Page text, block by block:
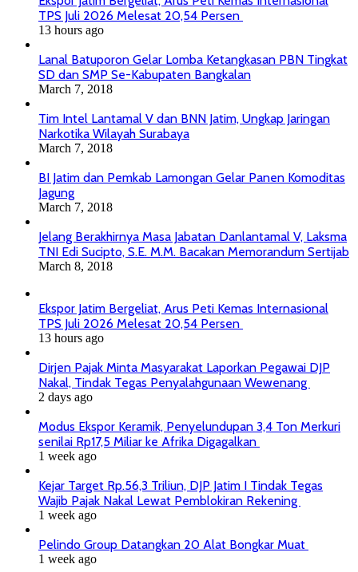
TPS Juli 2026 Melesat 20,54 Persen
13 hours ago
Lanal Batuporon Gelar Lomba Ketangkasan PBN Tingkat
SD dan SMP Se-Kabupaten Bangkalan
March 7, 2018
Tim Intel Lantamal V dan BNN Jatim, Ungkap Jaringan
Narkotika Wilayah Surabaya
March 7, 2018
BI Jatim dan Pemkab Lamongan Gelar Panen Komoditas
Jagung
March 7, 2018
Jelang Berakhirnya Masa Jabatan Danlantamal V, Laksma
TNI Edi Sucipto, S.E. M.M. Bacakan Memorandum Sertijab
March 8, 2018
Ekspor Jatim Bergeliat, Arus Peti Kemas Internasional
TPS Juli 2026 Melesat 20,54 Persen
13 hours ago
Dirjen Pajak Minta Masyarakat Laporkan Pegawai DJP
Nakal, Tindak Tegas Penyalahgunaan Wewenang
2 days ago
Modus Ekspor Keramik, Penyelundupan 3,4 Ton Merkuri
senilai Rp17,5 Miliar ke Afrika Digagalkan
1 week ago
Kejar Target Rp.56,3 Triliun, DJP Jatim I Tindak Tegas
Wajib Pajak Nakal Lewat Pemblokiran Rekening
1 week ago
Pelindo Group Datangkan 20 Alat Bongkar Muat
1 week ago